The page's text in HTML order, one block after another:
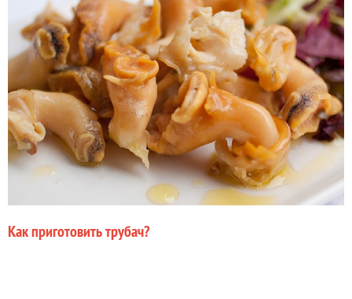
Как приготовить трубач?